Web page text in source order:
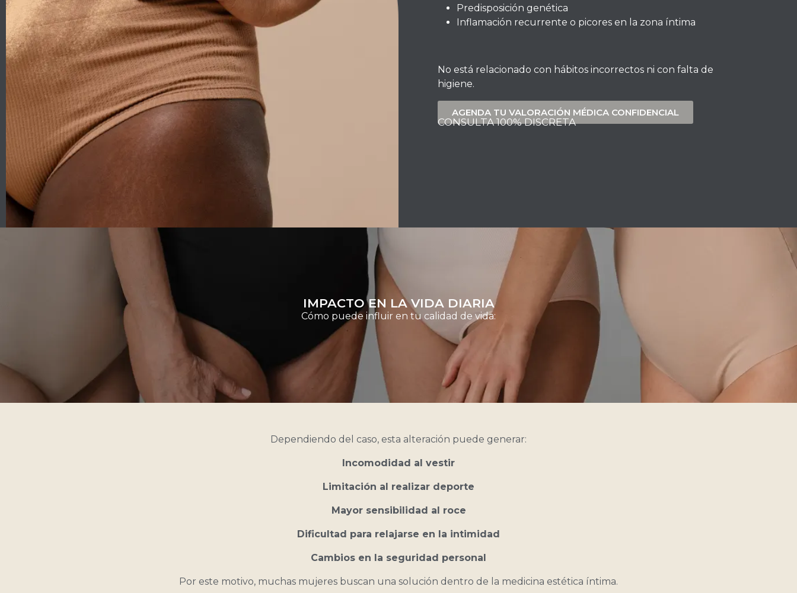
Predisposición genética
Inflamación recurrente o picores en la zona íntima
No está relacionado con hábitos incorrectos ni con falta de
higiene.
AGENDA TU VALORACIÓN MÉDICA CONFIDENCIAL
CONSULTA 100% DISCRETA
IMPACTO EN LA VIDA DIARIA
Cómo puede influir en tu calidad de vida:
Dependiendo del caso, esta alteración puede generar:
Incomodidad al vestir
Limitación al realizar deporte
Mayor sensibilidad al roce
Dificultad para relajarse en la intimidad
Cambios en la seguridad personal
Por este motivo, muchas mujeres buscan una solución dentro de la medicina estética íntima.